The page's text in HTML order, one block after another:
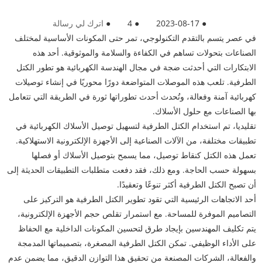
●
2023-08-17
●
4
● اترك لي رسالة
في عصر يتسم بالتقدم التكنولوجي، تمر حتى المكونات الأساسية لمختلف
الصناعات بتحولات تساهم في الكفاءة والسلامة والموثوقية. أحد هذه
الابتكارات التي أحدثت ضجة في مجال الهندسة الكهربائية هو تطور الكتل
الطرفية. تلعب هذه الموصلات المتواضعة دورًا محوريًا في إنشاء توصيلات
كهربائية آمنة وفعالة، وتُحدث أحدث تطوراتها ثورة في الطريقة التي تتعامل
بها الصناعات مع حلول الأسلاك.
تقليديا، تم استخدام الكتل الطرفية لتسهيل توصيل الأسلاك الكهربائية في
تطبيقات مختلفة، من الآلات الصناعية إلى الأجهزة الإلكترونية الاستهلاكية.
تعمل هذه الكتل كنقاط توصيل، مما يسمح بتوصيل الأسلاك أو فصلها
بسهولة حسب الحاجة. ومع ذلك، فقد دفعت متطلبات التطبيقات الحديثة إلى
أن تصبح الكتل الطرفية أكثر تنوعًا وتعقيدًا.
أحد الاتجاهات الرئيسية التي تقود تطوير الكتل الطرفية هو التركيز على
التصاميم الموفرة للمساحة. مع استمرار تقلص حجم الأجهزة الإلكترونية،
يتم تكليف المهندسين بإيجاد طرق لتحسين المكونات الداخلية مع الحفاظ
على الأداء الوظيفي. تمكن الكتل الطرفية المصغرة، بتصميماتها المدمجة
والفعالة، الشركات المصنعة من تحقيق هذا التوازن الدقيق، مما يضمن عدم